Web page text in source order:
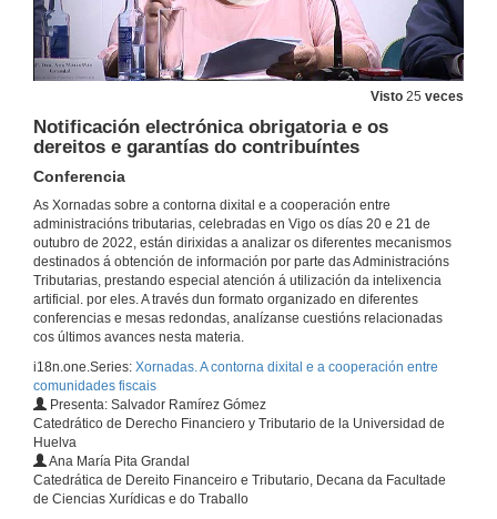
Visto 25 veces
Notificación electrónica obrigatoria e os
dereitos e garantías do contribuíntes
Conferencia
As Xornadas sobre a contorna dixital e a cooperación entre
administracións tributarias, celebradas en Vigo os días 20 e 21 de
outubro de 2022, están dirixidas a analizar os diferentes mecanismos
destinados á obtención de información por parte das Administracións
Tributarias, prestando especial atención á utilización da intelixencia
artificial. por eles. A través dun formato organizado en diferentes
conferencias e mesas redondas, analízanse cuestións relacionadas
cos últimos avances nesta materia.
i18n.one.Series: Xornadas. A contorna dixital e a cooperación entre
comunidades fiscais
Presenta: Salvador Ramírez Gómez
Catedrático de Derecho Financiero y Tributario de la Universidad de
Huelva
Ana María Pita Grandal
Catedrática de Dereito Financeiro e Tributario, Decana da Facultade
de Ciencias Xurídicas e do Traballo
Inauguración
20 de out. de 2022
Conferencia
20 de out. de 2022